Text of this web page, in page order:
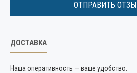
ОТПРАВИТЬ
ДОСТАВКА
Наша оперативность — ваше удобство.